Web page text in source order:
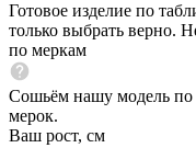
Готовое изделие по
только выбрать верно.
по меркам
Сошьём нашу модель
мерок.
Ваш рост, см